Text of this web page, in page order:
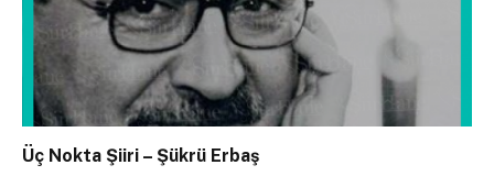
Üç Nokta Şiiri – Şükrü Erbaş